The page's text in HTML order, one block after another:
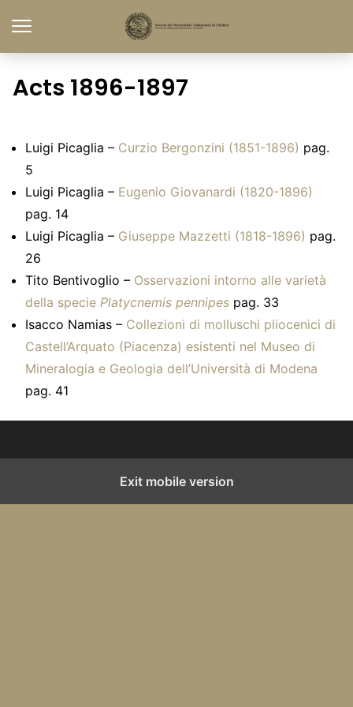
Acts 1896-1897
Luigi Picaglia – Curzio Bergonzini (1851-1896) pag.
5
Luigi Picaglia – Eugenio Giovanardi (1820-1896)
pag. 14
Luigi Picaglia – Giuseppe Mazzetti (1818-1896) pag.
26
Tito Bentivoglio – Osservazioni intorno alle varietà
della specie Platycnemis pennipes pag. 33
Isacco Namias – Collezioni di molluschi pliocenici di
Castell’Arquato (Piacenza) esistenti nel Museo di
Mineralogia e Geologia dell’Università di Modena
pag. 41
Exit mobile version